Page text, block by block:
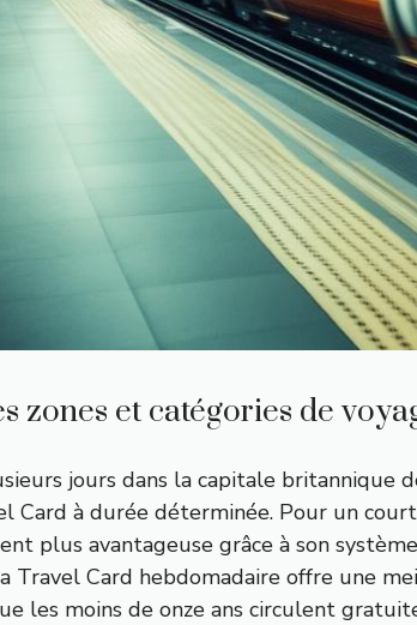
zones et catégories de
jours dans la capitale
Card à durée déterminée. Pour un
plus avantageuse grâce à son
Travel Card hebdomadaire offre une
les moins de onze ans circulent